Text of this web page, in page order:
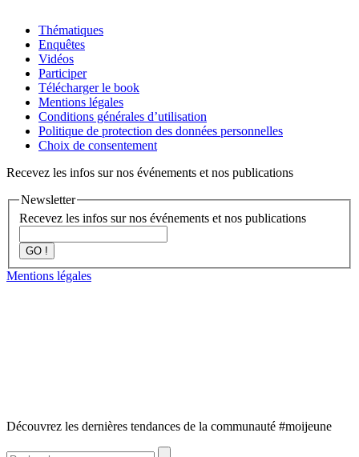
Thématiques
Enquêtes
Vidéos
Participer
Télécharger le book
Mentions légales
Conditions générales d’utilisation
Politique de protection des données personnelles
Choix de consentement
Recevez les infos sur nos événements et nos publications
Newsletter
Recevez les infos sur nos événements et nos publications
GO !
Mentions légales
Découvrez les dernières tendances de la communauté #moijeune